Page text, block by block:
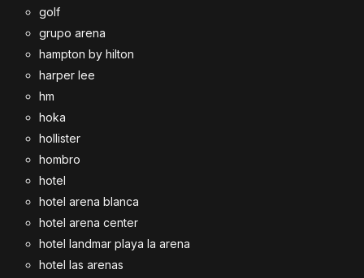
golf
grupo arena
hampton by hilton
harper lee
hm
hoka
hollister
hombro
hotel
hotel arena blanca
hotel arena center
hotel landmar playa la arena
hotel las arenas